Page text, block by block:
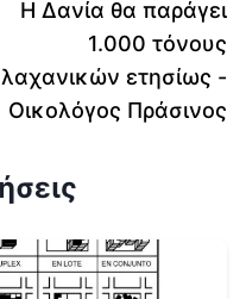
Η Δανία θα παράγει
1.000 τόνους
λαχανικών ετησίως -
Οικολόγος Πράσινος